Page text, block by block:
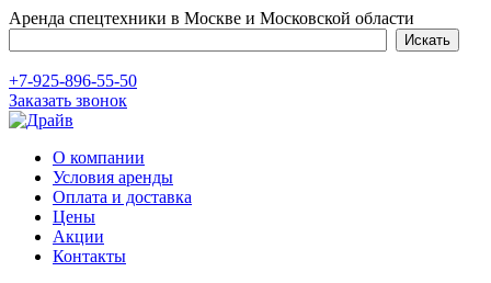
Аренда спецтехники в Москве и Московской области
+7-925-896-55-50
Заказать звонок
О компании
Условия аренды
Оплата и доставка
Цены
Акции
Контакты